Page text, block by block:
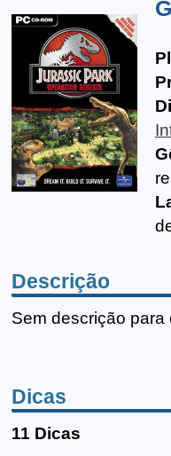
Descrição
Sem descrição para
Dicas
11 Dicas